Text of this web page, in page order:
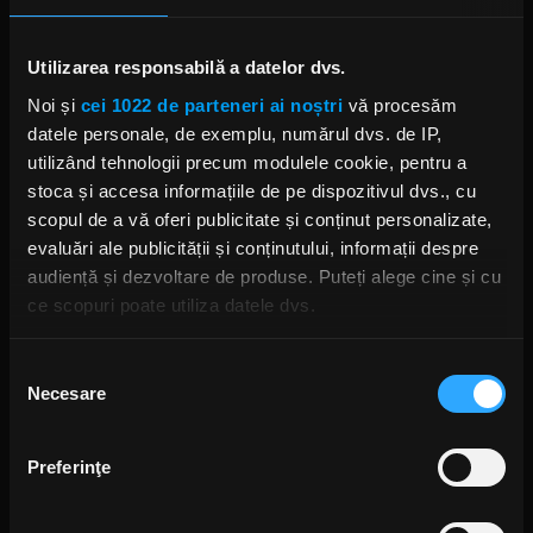
Utilizarea responsabilă a datelor dvs.
Noi și cei 1022 de parteneri ai noștri vă procesăm
datele personale, de exemplu, numărul dvs. de IP,
utilizând tehnologii precum modulele cookie, pentru a
stoca și accesa informațiile de pe dispozitivul dvs., cu
scopul de a vă oferi publicitate și conținut personalizate,
evaluări ale publicității și conținutului, informații despre
audiență și dezvoltare de produse. Puteți alege cine și cu
ce scopuri poate utiliza datele dvs.
Să colectăm informațiile cu privire la locația dvs.
Să vă identificăm dispozitivul scanândul-l în mod
activ după caracteristici specifice (amprentare)
consimțământului
Necesare
Preferinţe
Noaptea s-a încheiat apoteotic, cu greii de la Bucovina, care
au avut, timp de o oră, publicul la degetul mic. Și cu toate că
recitalul lor a început în jurul orei 23:00, publicul a rămas pe
poziții, unit de pasiunea pentru muzica rock și pentru
Bucovina. Piese celebre din repertoriul formației au răsunat
la malul mării până la miezul nopții, sub o lună mare și